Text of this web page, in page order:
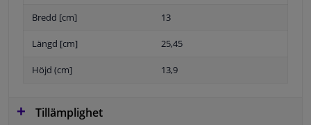
Bredd [cm] 13
Längd [cm] 25,45
Höjd (cm] 13,9
Tillämplighet